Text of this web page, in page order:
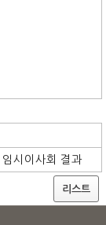
시이사회 결과
리스트